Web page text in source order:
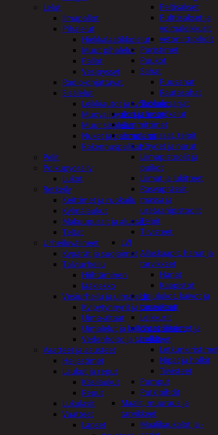
Peltisakset
Pulttisakset ja
voimaleikkurit
vetoniittipihdit
Puristimet
Puukot
Sahat
Puusahat
Rautasahat
Työkalusarjat
Korjaamotyökalut
Lämmittimet
Liimat, massat, teipit
Köydet ja narut
Liimapistoolit ja
puikot
Liimat ja lukitteet
Rasvaprässit,
massa ja
uretaanipistoolit
Teipit
Tiivisteet
LVI
Allaskaapit, hanat ja
tarvikkeet
Hanat
Kaapistot
Hajulukot, kaivot ja
tarvikkeet
Leikkurit
Nipat, liittimet ja
holkit
Nipat ja holkit
Tiivisteet
Pumput
Putkipihdit
Maalit, muuraus ja
tarvikkeet
Maalikaukalot ja -
Lelut
Ilmapallot
Pihalelut
Hiekkalaatikkolelut
Muut pihalelut
Pallot
Vesipyssyt
Radio-ohjattavat
Sisälelut
Leikkiautot ja työkoneet
Muovailuvahat ja limat
Muut sisälelut
Nuket ja pehmolelut
Rakennuspalikat
Pelit
Polkupyöräily
Lukot
Retkeily
Keittimet ja ruokailu
Kylmälaukut
Makuupussit ja alustat
Teltat
Urheiluvälineet
Kypärät ja suojaimet
Talviurheilu
Hiihtäminen
Jääkiekko
Vesiurheilu ja uimalelut
Kylpytynnyrit ja porealtaat
Uima-altaat
Uimalelut ja kelluntavälineet
Vedenhoito ja tarvikkeet
Vaatteet ja asusteet
Heijastimet
Laukut ja reput
Käsilaukut
Reput
Lukulasit
Vaatteet
Lapset